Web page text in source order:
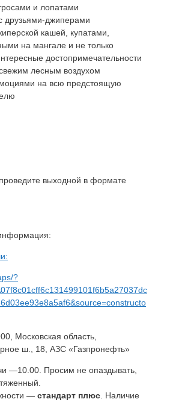
и лопатами
друзьями-джиперами
кашей, купатами,
на мангале и не только
достопримечательности
лесным воздухом
на всю предстоящую
выходной в формате
?
Московская область,
ш., 18, АЗС «Газпронефть»
—10.00. Просим не опаздывать,
— стандарт плюс . Наличие